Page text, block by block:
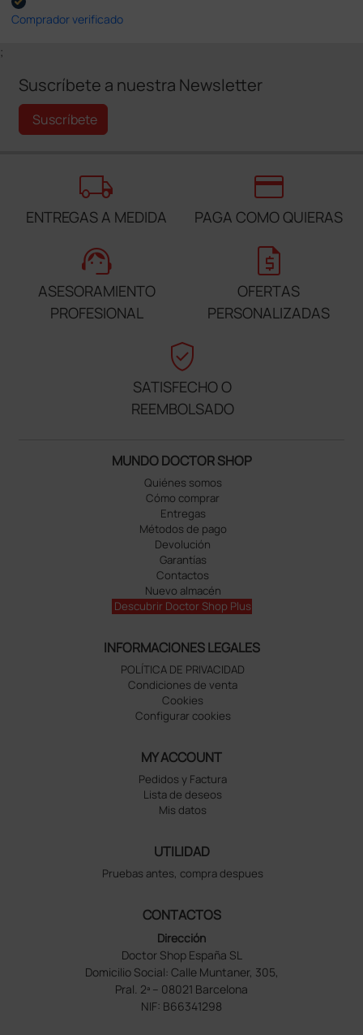
Comprador verificado
;
Suscríbete a nuestra Newsletter
Suscríbete
local_shipping
ENTREGAS A MEDIDA
credit_card
PAGA COMO QUIERAS
support_agent
ASESORAMIENTO
PROFESIONAL
request_quote
OFERTAS
PERSONALIZADAS
verified_user
SATISFECHO O
REEMBOLSADO
MUNDO DOCTOR SHOP
Quiénes somos
Cómo comprar
Entregas
Métodos de pago
Devolución
Garantías
Contactos
Nuevo almacén
Descubrir Doctor Shop Plus
INFORMACIONES LEGALES
POLÍTICA DE PRIVACIDAD
Condiciones de venta
Cookies
Configurar cookies
MY ACCOUNT
Pedidos y Factura
Lista de deseos
Mis datos
UTILIDAD
Pruebas antes, compra despues
CONTACTOS
Dirección
Doctor Shop España SL
Domicilio Social: Calle Muntaner, 305,
Pral. 2ª – 08021 Barcelona
NIF: B66341298